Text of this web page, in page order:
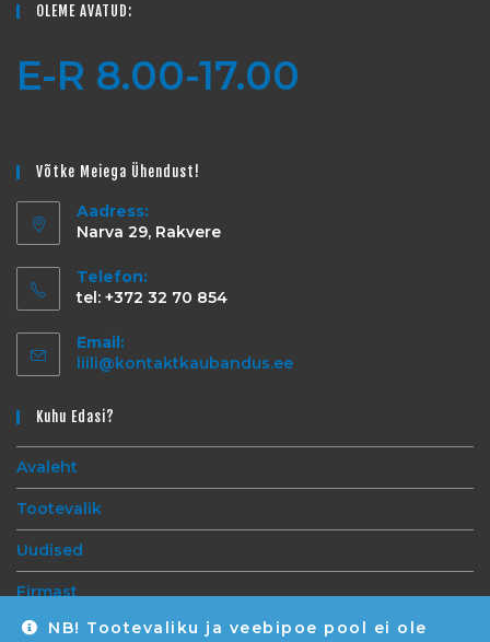
NB! Tootevaliku ja veebipoe pool ei ole
OLEME AVATUD:
E-R 8.00-17.00
Võtke Meiega Ühendust!
Aadress:
Narva 29, Rakvere
Telefon:
tel: +372 32 70 854
Email:
liili@kontaktkaubandus.ee
Kuhu Edasi?
Avaleht
Tootevalik
Uudised
Firmast
Kontakt